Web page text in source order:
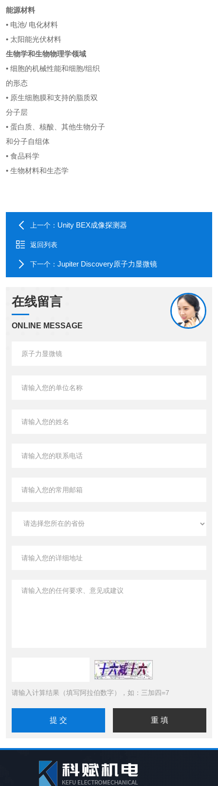
能源材料
• 电池/ 电化材料
• 太阳能光伏材料
生物学和生物物理学领域
• 细胞的机械性能和细胞/组织
的形态
• 原生细胞膜和支持的脂质双
分子层
• 蛋白质、核酸、其他生物分子
和分子自组体
• 食品科学
• 生物材料和生态学
上一个： Unity BEX成像探测器
返回列表
下一个： Jupiter Discovery原子力显微镜
在线留言
ONLINE MESSAGE
请输入计算结果（填写阿拉伯数字），如：三加四=7